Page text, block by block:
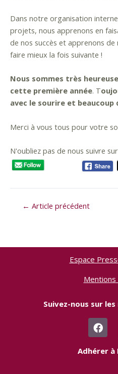
Dans notre organisation
projets, nous apprenons en
de nos succès et apprenons de
faire mieux la fois suivante !
Nous sommes très
cette première année. T
avec le sourire et beaucoup
Merci à vous tous pour votre
N'oubliez pas de nous suivre
← Article précédent
Espace
Mentions
Suivez-nous sur
F
a
c
e
Adhérer à